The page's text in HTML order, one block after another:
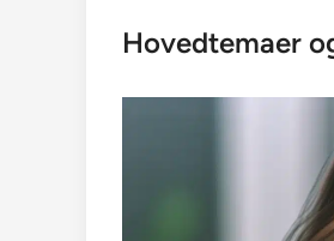
Hovedtemaer